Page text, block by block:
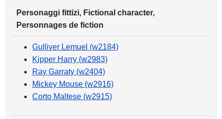
Personaggi fittizi, Fictional character,
Personnages de fiction
Gulliver Lemuel (w2184)
Kipper Harry (w2983)
Ray Garraty (w2404)
Mickey Mouse (w2916)
Corto Maltese (w2915)